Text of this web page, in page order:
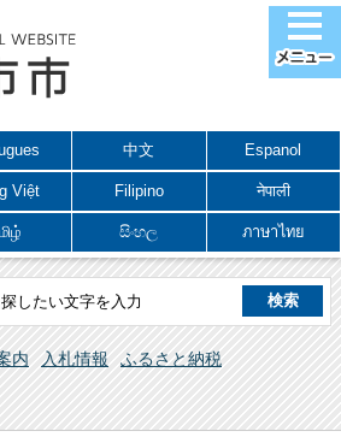
中文 Espanol
Việt Filipino नेपाली
සිංහල ภาษาไทย
内 入札情報
ふるさと納税